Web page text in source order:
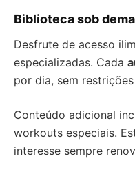
Biblioteca sob
Desfrute de acesso
especializadas. Cada
por dia, sem
Conteúdo adicional
workouts especiais.
interesse sempre